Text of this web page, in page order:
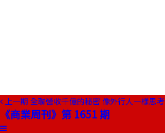
上一期 全聯營收千億的秘密 像外行人一樣思考
《商業周刊》第 1651 期